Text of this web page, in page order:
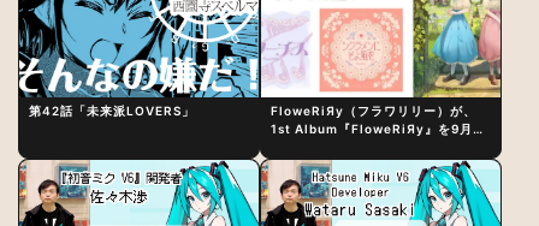
第42話「未来派LOVERS」
FloweRiЯy（フラワリリー）が、
1st Album『FloweRiЯy』を9月23